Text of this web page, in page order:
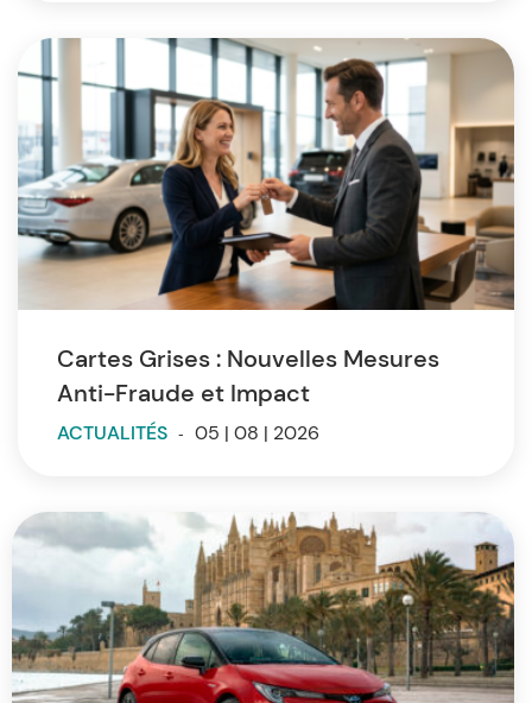
Cartes Grises : Nouvelles Mesures
Anti-Fraude et Impact
ACTUALITÉS - 05 | 08 | 2026